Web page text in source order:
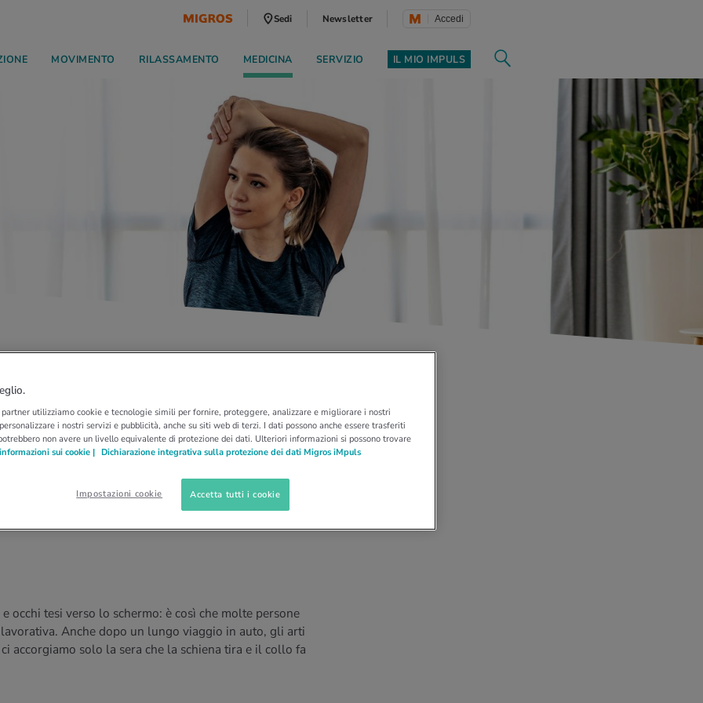
Sedi Newsletter Accedi
MOVIMENTO RILASSAMENTO MEDICINA SERVIZIO IL MIO IMPULS
per un collo
spesso un lato ed è poco salutare. Con
collo e schiena facciamo del bene al
occhi tesi verso lo schermo: è così che molte persone
Anche dopo un lungo viaggio in auto, gli arti
accorgiamo solo la sera che la schiena tira e il collo fa
utilizziamo cookie e tecnologie simili per fornire, proteggere, analizzare e migliorare i nostri
i nostri servizi e pubblicità, anche su siti web di terzi. I dati possono anche essere trasferiti
non avere un livello equivalente di protezione dei dati. Ulteriori informazioni si possono trovare
informazioni sui cookie | Dichiarazione integrativa sulla protezione dei dati Migros iMpuls
Impostazioni cookie Accetta tutti i cookie